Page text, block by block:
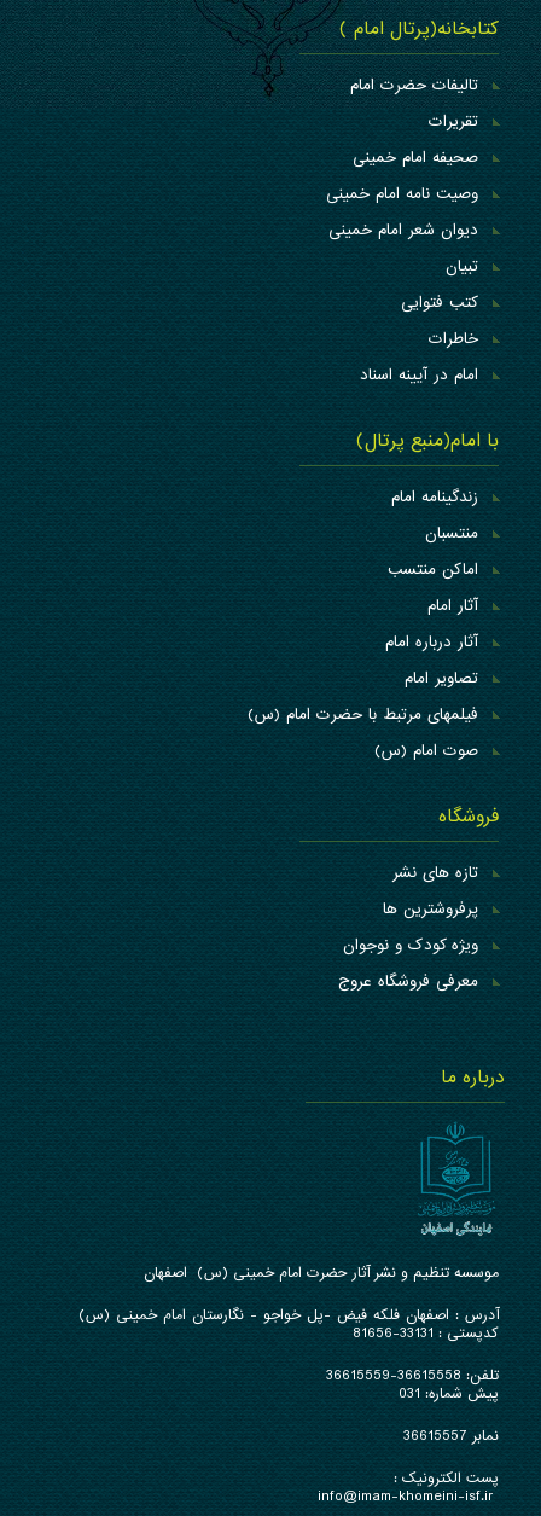
کتابخانه(پرتال امام )
تالیفات حضرت امام
تقریرات
صحیفه امام خمینی
وصیت نامه امام خمینی
دیوان شعر امام خمینی
تبیان
کتب فتوایی
خاطرات
امام در آیینه اسناد
با امام(منبع پرتال)
زندگینامه امام
منتسبان
اماکن منتسب
آثار امام
آثار درباره امام
تصاویر امام
فیلمهای مرتبط با حضرت امام (س)
صوت امام (س)
فروشگاه
تازه های نشر
پرفروشترین ها
ویژه کودک و نوجوان
معرفی فروشگاه عروج
درباره ما
موسسه تنظیم و نشر آثار حضرت امام خمینی (س) اصفهان
آدرس : اصفهان فلکه فیض -پل خواجو - نگارستان امام خمینی (س)
کدپستی : 33131-81656
تلفن: 36615558-36615559
پیش شماره: 031
نمابر 36615557
پست الکترونیک :